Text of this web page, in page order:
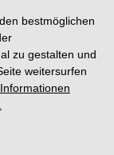
bestmöglichen
zu gestalten und
weitersurfen